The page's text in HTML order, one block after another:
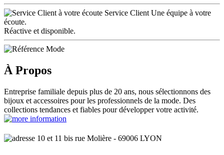
Service Client Une équipe à votre
écoute.
Réactive et disponible.
À Propos
Entreprise familiale depuis plus de 20 ans, nous sélectionnons des
bijoux et accessoires pour les professionnels de la mode. Des
collections tendances et fiables pour développer votre activité.
10 et 11 bis rue Molière - 69006 LYON